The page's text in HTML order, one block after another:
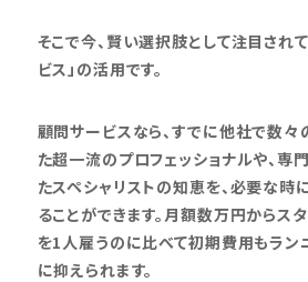
そこで今、賢い選択肢として注目され
ビス」の活用です。
顧問サービスなら、すでに他社で数
た超一流のプロフェッショナルや、専
たスペシャリストの知恵を、必要な時
ることができます。月額数万円からス
を1人雇うのに比べて初期費用もラン
に抑えられます。